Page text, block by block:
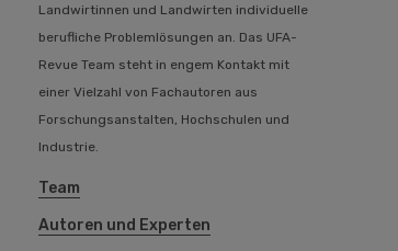
Landwirtinnen und Landwirten individuelle
berufliche Problemlösungen an. Das UFA-
Revue Team steht in engem Kontakt mit
einer Vielzahl von Fachautoren aus
Forschungsanstalten, Hochschulen und
Industrie.
Team
Autoren und Experten